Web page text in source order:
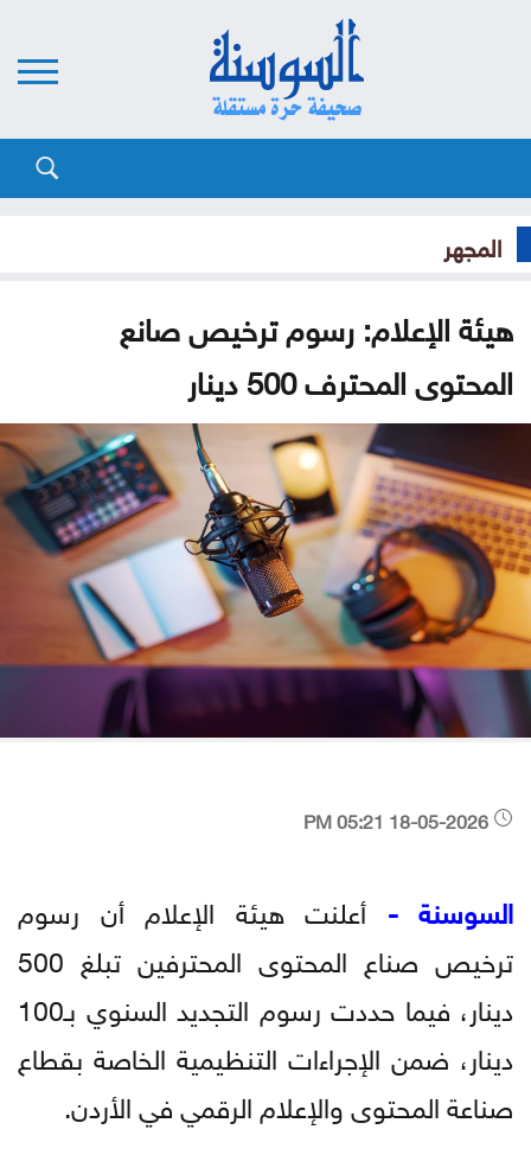
المجهر
هيئة الإعلام: رسوم ترخيص صانع
المحتوى المحترف 500 دينار
السوسنة - أعلنت هيئة الإعلام أن رسوم
ترخيص صناع المحتوى المحترفين تبلغ 500
دينار، فيما حددت رسوم التجديد السنوي بـ100
دينار، ضمن الإجراءات التنظيمية الخاصة بقطاع
صناعة المحتوى والإعلام الرقمي في الأردن.